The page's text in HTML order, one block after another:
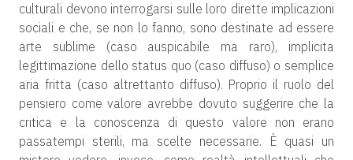
culturali devono interrogarsi sulle loro dirette implicazioni
sociali e che, se non lo fanno, sono destinate ad essere
arte sublime (caso auspicabile ma raro), implicita
legittimazione dello status quo (caso diffuso) o semplice
aria fritta (caso altrettanto diffuso). Proprio il ruolo del
pensiero come valore avrebbe dovuto suggerire che la
critica e la conoscenza di questo valore non erano
passatempi sterili, ma scelte necessarie. È quasi un